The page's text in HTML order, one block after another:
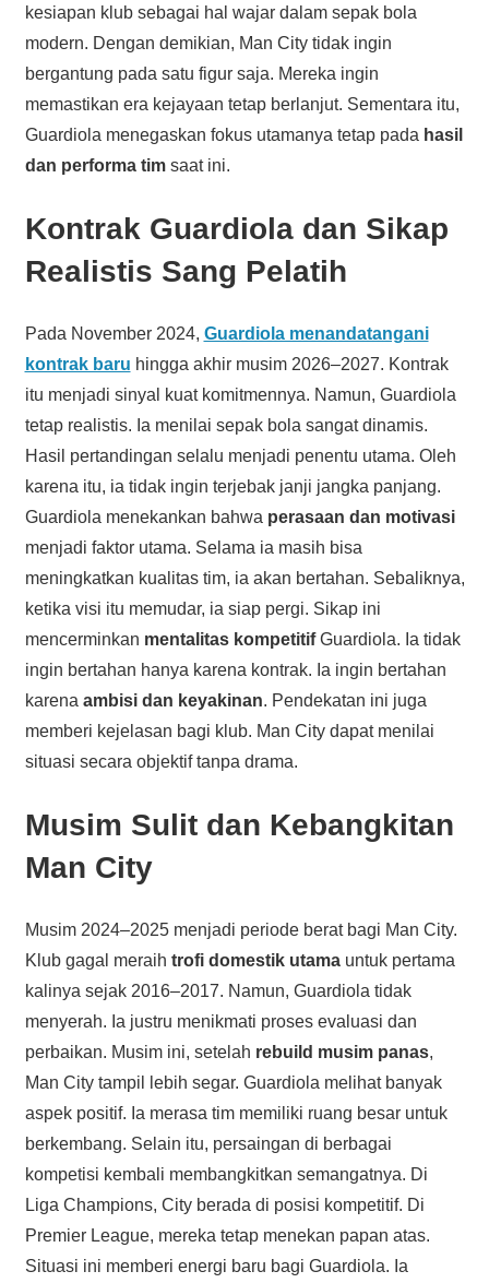
kesiapan klub sebagai hal wajar dalam sepak bola
modern. Dengan demikian, Man City tidak ingin
bergantung pada satu figur saja. Mereka ingin
memastikan era kejayaan tetap berlanjut. Sementara itu,
Guardiola menegaskan fokus utamanya tetap pada hasil
dan performa timsaat ini.
Kontrak Guardiola dan Sikap
Realistis Sang Pelatih
Pada November 2024, Guardiola menandatangani
kontrak baru hingga akhir musim 2026–2027. Kontrak
itu menjadi sinyal kuat komitmennya. Namun, Guardiola
tetap realistis. Ia menilai sepak bola sangat dinamis.
Hasil pertandingan selalu menjadi penentu utama. Oleh
karena itu, ia tidak ingin terjebak janji jangka panjang.
Guardiola menekankan bahwa perasaan dan motivasi
menjadi faktor utama. Selama ia masih bisa
meningkatkan kualitas tim, ia akan bertahan. Sebaliknya,
ketika visi itu memudar, ia siap pergi. Sikap ini
mencerminkan mentalitas kompetitifGuardiola. Ia tidak
ingin bertahan hanya karena kontrak. Ia ingin bertahan
karena ambisi dan keyakinan. Pendekatan ini juga
memberi kejelasan bagi klub. Man City dapat menilai
situasi secara objektif tanpa drama.
Musim Sulit dan Kebangkitan
Man City
Musim 2024–2025 menjadi periode berat bagi Man City.
Klub gagal meraih trofi domestik utamauntuk pertama
kalinya sejak 2016–2017. Namun, Guardiola tidak
menyerah. Ia justru menikmati proses evaluasi dan
perbaikan. Musim ini, setelah rebuild musim panas,
Man City tampil lebih segar. Guardiola melihat banyak
aspek positif. Ia merasa tim memiliki ruang besar untuk
berkembang. Selain itu, persaingan di berbagai
kompetisi kembali membangkitkan semangatnya. Di
Liga Champions, City berada di posisi kompetitif. Di
Premier League, mereka tetap menekan papan atas.
Situasi ini memberi energi baru bagi Guardiola. Ia